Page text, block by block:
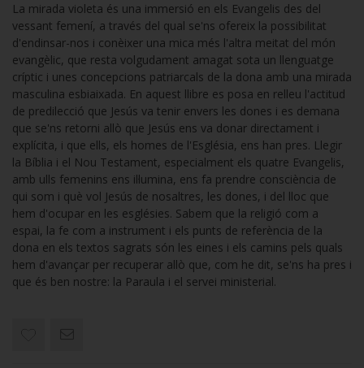
La mirada violeta és una immersió en els Evangelis des del
vessant femení, a través del qual se'ns ofereix la possibilitat
d'endinsar-nos i conèixer una mica més l'altra meitat del món
evangèlic, que resta volgudament amagat sota un llenguatge
críptic i unes concepcions patriarcals de la dona amb una mirada
masculina esbiaixada. En aquest llibre es posa en relleu l'actitud
de predilecció que Jesús va tenir envers les dones i es demana
que se'ns retorni allò que Jesús ens va donar directament i
explícita, i que ells, els homes de l'Església, ens han pres. Llegir
la Bíblia i el Nou Testament, especialment els quatre Evangelis,
amb ulls femenins ens il·lumina, ens fa prendre consciència de
qui som i què vol Jesús de nosaltres, les dones, i del lloc que
hem d'ocupar en les esglésies. Sabem que la religió com a
espai, la fe com a instrument i els punts de referència de la
dona en els textos sagrats són les eines i els camins pels quals
hem d'avançar per recuperar allò que, com he dit, se'ns ha pres i
que és ben nostre: la Paraula i el servei ministerial.